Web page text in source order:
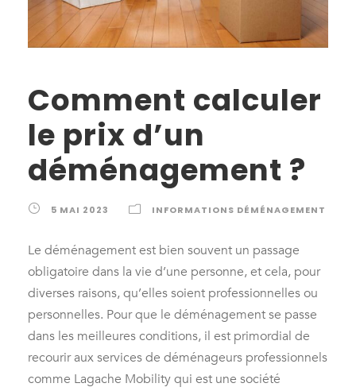
Comment calculer
le prix d’un
déménagement ?
5 MAI 2023 INFORMATIONS DÉMÉNAGEMENT
Le déménagement est bien souvent un passage
obligatoire dans la vie d’une personne, et cela, pour
diverses raisons, qu’elles soient professionnelles ou
personnelles. Pour que le déménagement se passe
dans les meilleures conditions, il est primordial de
recourir aux services de déménageurs professionnels
comme Lagache Mobility qui est une société